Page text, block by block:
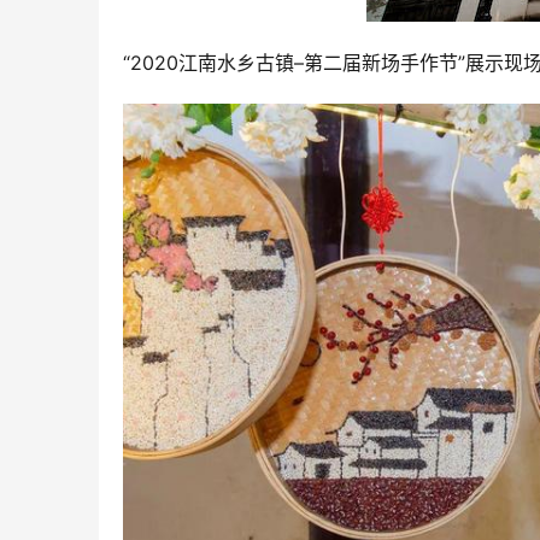
“2020江南水乡古镇–第二届新场手作节”展示现